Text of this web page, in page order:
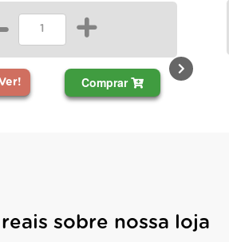
+
Comprar
sobre nossa loja